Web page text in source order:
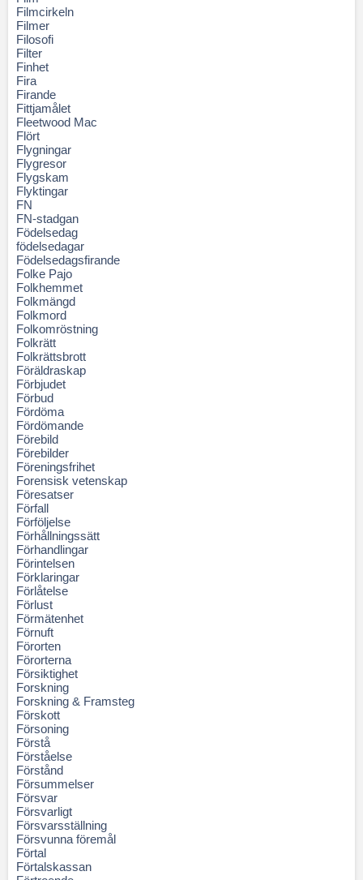
Filmcirkeln
Filmer
Filosofi
Filter
Finhet
Fira
Firande
Fittjamålet
Fleetwood Mac
Flört
Flygningar
Flygresor
Flygskam
Flyktingar
FN
FN-stadgan
Födelsedag
födelsedagar
Födelsedagsfirande
Folke Pajo
Folkhemmet
Folkmängd
Folkmord
Folkomröstning
Folkrätt
Folkrättsbrott
Föräldraskap
Förbjudet
Förbud
Fördöma
Fördömande
Förebild
Förebilder
Föreningsfrihet
Forensisk vetenskap
Föresatser
Förfall
Förföljelse
Förhållningssätt
Förhandlingar
Förintelsen
Förklaringar
Förlåtelse
Förlust
Förmätenhet
Förnuft
Förorten
Förorterna
Försiktighet
Forskning
Forskning & Framsteg
Förskott
Försoning
Förstå
Förståelse
Förstånd
Försummelser
Försvar
Försvarligt
Försvarsställning
Försvunna föremål
Förtal
Förtalskassan